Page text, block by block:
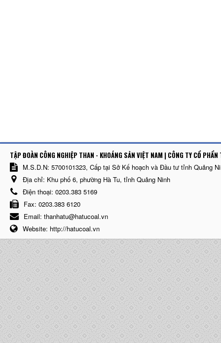
TẬP ĐOÀN CÔNG NGHIỆP THAN - KHOÁNG SẢN VIỆT NAM | CÔNG TY CỔ
M.S.D.N: 5700101323, Cấp tại Sở Kế hoạch và Đầu tư tỉnh Quảng
Địa chỉ: Khu phố 6, phường Hà Tu, tỉnh Quảng Ninh
Điện thoại: 0203.383 5169
Fax: 0203.383 6120
Email: thanhatu@hatucoal.vn
Website: http://hatucoal.vn